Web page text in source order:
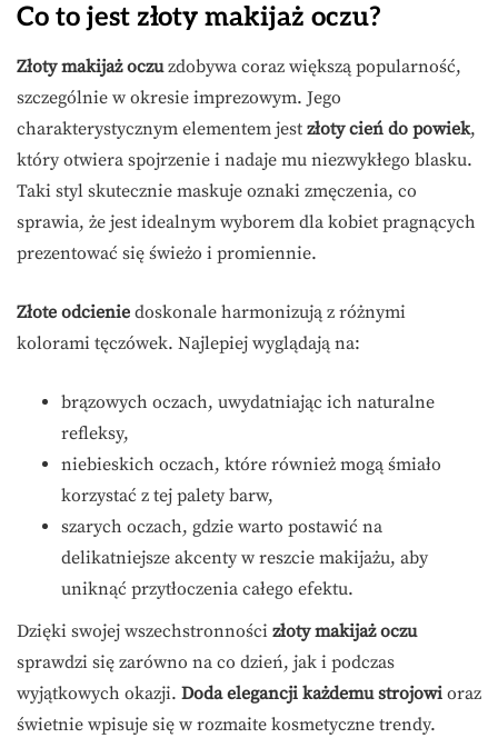
Co to jest złoty makijaż oczu?
Złoty makijaż oczuzdobywa coraz większą popularność,
szczególnie w okresie imprezowym. Jego
charakterystycznym elementem jest złoty cień do powiek,
który otwiera spojrzenie i nadaje mu niezwykłego blasku.
Taki styl skutecznie maskuje oznaki zmęczenia, co
sprawia, że jest idealnym wyborem dla kobiet pragnących
prezentować się świeżo i promiennie.
Złote odcienie doskonale harmonizują z różnymi
kolorami tęczówek. Najlepiej wyglądają na:
brązowych oczach, uwydatniając ich naturalne
refleksy,
niebieskich oczach, które również mogą śmiało
korzystać z tej palety barw,
szarych oczach, gdzie warto postawić na
delikatniejsze akcenty w reszcie makijażu, aby
uniknąć przytłoczenia całego efektu.
Dzięki swojej wszechstronności złoty makijaż oczu
sprawdzi się zarówno na co dzień, jak i podczas
wyjątkowych okazji. Doda elegancji każdemu strojowi oraz
świetnie wpisuje się w rozmaite kosmetyczne trendy.